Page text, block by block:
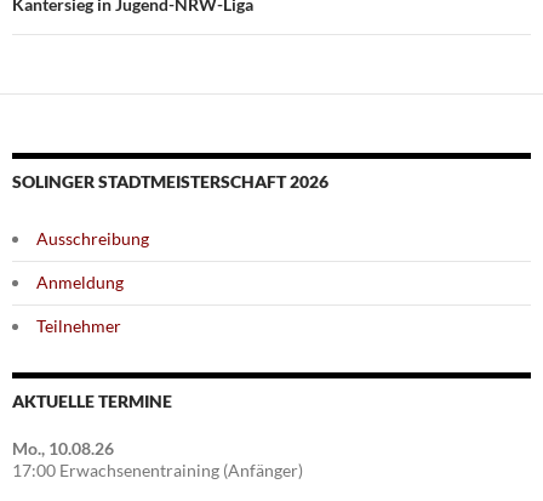
Kantersieg in Jugend-NRW-Liga
SOLINGER STADTMEISTERSCHAFT 2026
Ausschreibung
Anmeldung
Teilnehmer
AKTUELLE TERMINE
Mo., 10.08.26
17:00 Erwachsenentraining (Anfänger)